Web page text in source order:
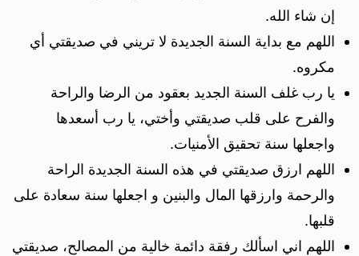
إن شاء الله.
اللهم مع بداية السنة الجديدة لا تريني في صديقتي أي
مكروه.
يا رب غلف السنة الجديد بعقود من الرضا والراحة
والفرح على قلب صديقتي وأختي، يا رب أسعدها
واجعلها سنة تحقيق الأمنيات.
اللهم ارزق صديقتي في هذه السنة الجديدة الراحة
والرحمة وارزقها المال والبنين و اجعلها سنة سعادة على
قلبها.
اللهم اني اسألك رفقة دائمة خالية من المصالح، صديقتي